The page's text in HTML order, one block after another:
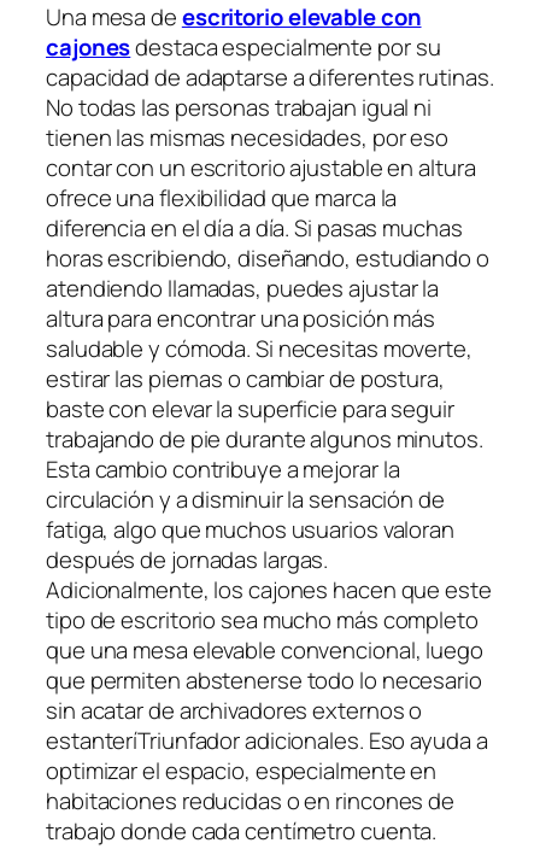
Una mesa deescritorio elevable con
cajonesdestaca especialmente por su
capacidad de adaptarse a diferentes rutinas.
No todas las personas trabajan igual ni
tienen las mismas necesidades, por eso
contar con un escritorio ajustable en altura
ofrece una flexibilidad que marca la
diferencia en el día a día. Si pasas muchas
horas escribiendo, diseñando, estudiando o
atendiendo llamadas, puedes ajustar la
altura para encontrar una posición más
saludable y cómoda. Si necesitas moverte,
estirar las piernas o cambiar de postura,
baste con elevar la superficie para seguir
trabajando de pie durante algunos minutos.
Esta cambio contribuye a mejorar la
circulación y a disminuir la sensación de
fatiga, algo que muchos usuarios valoran
después de jornadas largas.
Adicionalmente, los cajones hacen que este
tipo de escritorio sea mucho más completo
que una mesa elevable convencional, luego
que permiten abstenerse todo lo necesario
sin acatar de archivadores externos o
estanteríTriunfador adicionales. Eso ayuda a
optimizar el espacio, especialmente en
habitaciones reducidas o en rincones de
trabajo donde cada centímetro cuenta.